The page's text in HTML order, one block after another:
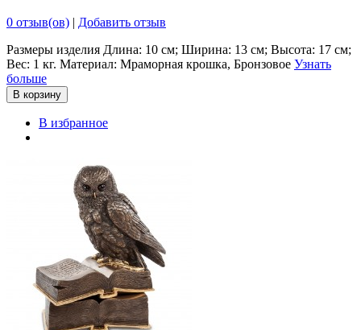
0 отзыв(ов) | Добавить отзыв
Размеры изделия Длина: 10 см; Ширина: 13 см; Высота: 17 см;
Вес: 1 кг. Материал: Мраморная крошка, Бронзовое Узнать
больше
В корзину
В избранное